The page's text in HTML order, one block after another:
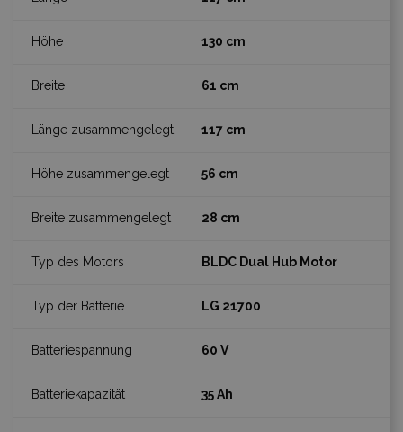
130 cm
61 cm
117 cm
56 cm
28 cm
BLDC Dual Hub Motor
LG 21700
60 V
35 Ah